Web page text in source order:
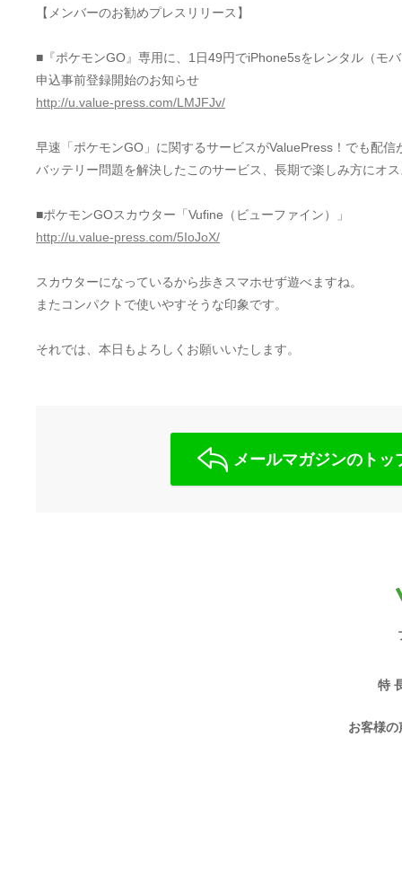
【メンバーのお勧めプレスリリース】
■『ポケモンGO』専用に、1日49円でiPhone5sをレンタル（モ
申込事前登録開始のお知らせ
http://u.value-press.com/LMJFJv/
早速「ポケモンGO」に関するサービスがValuePress！でも配信
バッテリー問題を解決したこのサービス、長期で楽しみ方にオ
■ポケモンGOスカウター「Vufine（ビューファイン）」
http://u.value-press.com/5IoJoX/
スカウターになっているから歩きスマホせず遊べますね。
またコンパクトで使いやすそうな印象です。
それでは、本日もよろしくお願いいたします。
メールマガジンのトッ
特
お客様の